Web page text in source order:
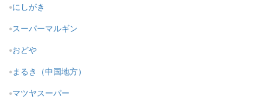
にしがき
スーパーマルギン
おどや
まるき（中国地方）
マツヤスーパー